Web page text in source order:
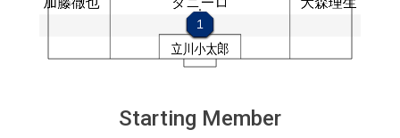
Starting Member